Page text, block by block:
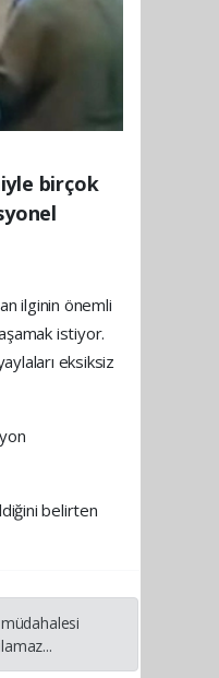
birçok
ilginin önemli
istiyor.
eksiksiz
belirten